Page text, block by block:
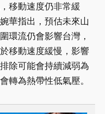
移動速度仍非常緩
華指出，預估未來山
環流仍會影響台灣，
移動速度緩慢，影響
除可能會持續減弱為
轉為熱帶性低氣壓。